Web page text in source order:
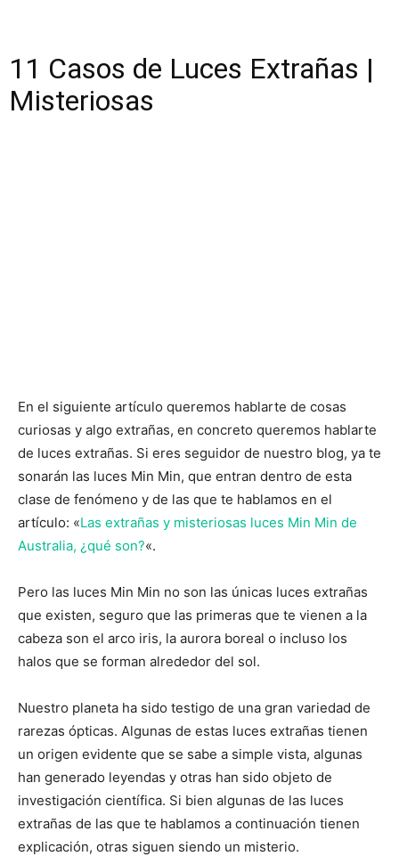
11 Casos de Luces Extrañas |
Misteriosas
En el siguiente artículo queremos hablarte de cosas
curiosas y algo extrañas, en concreto queremos hablarte
de luces extrañas. Si eres seguidor de nuestro blog, ya te
sonarán las luces Min Min, que entran dentro de esta
clase de fenómeno y de las que te hablamos en el
artículo: «Las extrañas y misteriosas luces Min Min de
Australia, ¿qué son?«.
Pero las luces Min Min no son las únicas luces extrañas
que existen, seguro que las primeras que te vienen a la
cabeza son el arco iris, la aurora boreal o incluso los
halos que se forman alrededor del sol.
Nuestro planeta ha sido testigo de una gran variedad de
rarezas ópticas. Algunas de estas luces extrañas tienen
un origen evidente que se sabe a simple vista, algunas
han generado leyendas y otras han sido objeto de
investigación científica. Si bien algunas de las luces
extrañas de las que te hablamos a continuación tienen
explicación, otras siguen siendo un misterio.